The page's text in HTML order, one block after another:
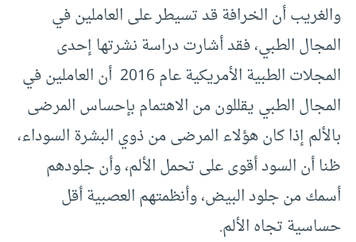
والغريب أن الخرافة قد تسيطر على العاملين في
المجال الطبي، فقد أشارت دراسة نشرتها إحدى
المجلات الطبية الأمريكية عام 2016 أن العاملين في
المجال الطبي يقللون من الاهتمام بإحساس المرضى
بالألم إذا كان هؤلاء المرضى من ذوي البشرة السوداء،
ظنا أن السود أقوى على تحمل الألم، وأن جلودهم
أسمك من جلود البيض، وأنظمتهم العصبية أقل
حساسية تجاه الألم.